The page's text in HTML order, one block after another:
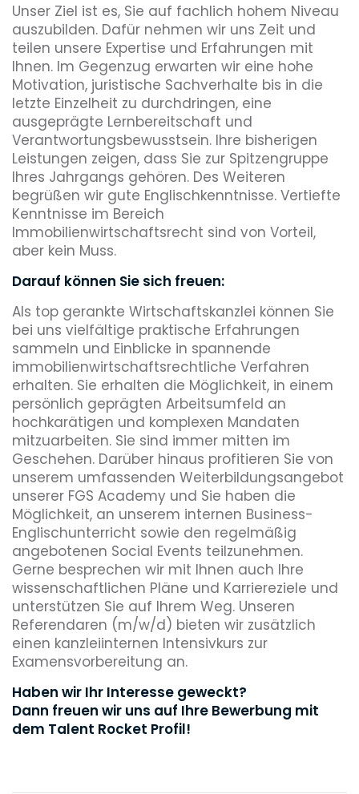
Unser Ziel ist es, Sie auf fachlich hohem Niveau
auszubilden. Dafür nehmen wir uns Zeit und
teilen unsere Expertise und Erfahrungen mit
Ihnen. Im Gegenzug erwarten wir eine hohe
Motivation, juristische Sachverhalte bis in die
letzte Einzelheit zu durchdringen, eine
ausgeprägte Lernbereitschaft und
Verantwortungsbewusstsein. Ihre bisherigen
Leistungen zeigen, dass Sie zur Spitzengruppe
Ihres Jahrgangs gehören. Des Weiteren
begrüßen wir gute Englischkenntnisse. Vertiefte
Kenntnisse im Bereich
Immobilienwirtschaftsrecht sind von Vorteil,
aber kein Muss.
Darauf können Sie sich freuen:
Als top gerankte Wirtschaftskanzlei können Sie
bei uns vielfältige praktische Erfahrungen
sammeln und Einblicke in spannende
immobilienwirtschaftsrechtliche Verfahren
erhalten. Sie erhalten die Möglichkeit, in einem
persönlich geprägten Arbeitsumfeld an
hochkarätigen und komplexen Mandaten
mitzuarbeiten. Sie sind immer mitten im
Geschehen. Darüber hinaus profitieren Sie von
unserem umfassenden Weiterbildungsangebot
unserer FGS Academy und Sie haben die
Möglichkeit, an unserem internen Business-
Englischunterricht sowie den regelmäßig
angebotenen Social Events teilzunehmen.
Gerne besprechen wir mit Ihnen auch Ihre
wissenschaftlichen Pläne und Karriereziele und
unterstützen Sie auf Ihrem Weg. Unseren
Referendaren (m/w/d) bieten wir zusätzlich
einen kanzleiinternen Intensivkurs zur
Examensvorbereitung an.
Haben wir Ihr Interesse geweckt?
Dann freuen wir uns auf Ihre Bewerbung mit
dem Talent Rocket Profil!